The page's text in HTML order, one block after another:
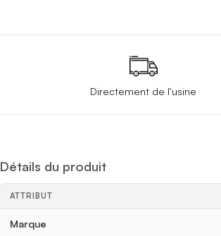
Directement de l'usine
Détails du produit
ATTRIBUT
Marque